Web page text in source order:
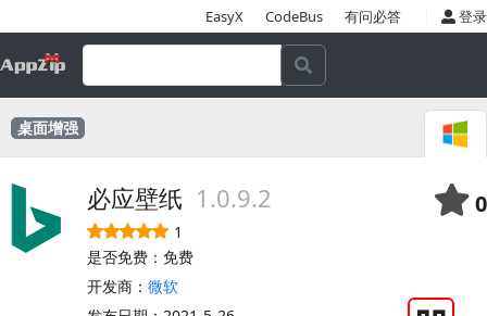
EasyX CodeBus 有问必答 登录
桌面增强
0
必应壁纸 1.0.9.2
1
是否免费：免费
开发商： 微软